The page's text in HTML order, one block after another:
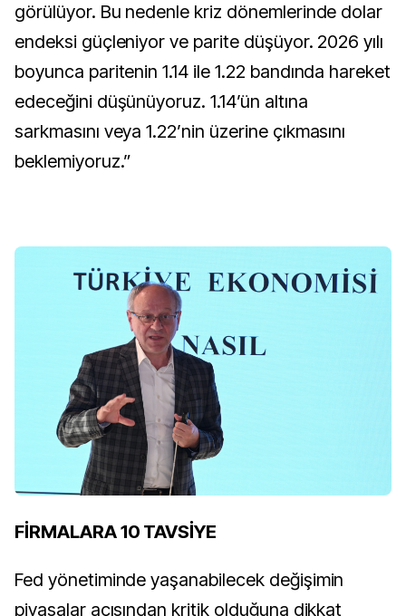
görülüyor. Bu nedenle kriz dönemlerinde dolar
endeksi güçleniyor ve parite düşüyor. 2026 yılı
boyunca paritenin 1.14 ile 1.22 bandında hareket
edeceğini düşünüyoruz. 1.14’ün altına
sarkmasını veya 1.22’nin üzerine çıkmasını
beklemiyoruz.”
FİRMALARA 10 TAVSİYE
Fed yönetiminde yaşanabilecek değişimin
piyasalar açısından kritik olduğuna dikkat